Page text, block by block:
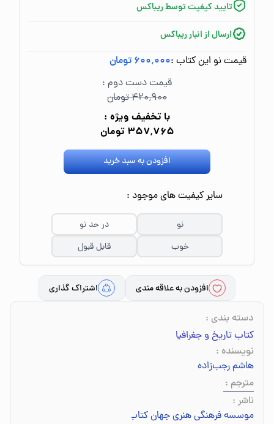
تایید کیفیت توسط ریباکس
ارسال از انبار ریباکس
قیمت نو این کتاب :۶۰۰٬۰۰۰ تومان
قیمت دست دوم :
۴۲۰٬۹۰۰ تومان
با تخفیف ویژه :
۳۵۷٬۷۶۵ تومان
افزودن به سبد خرید
سایر کیفیت های موجود :
نو
در حد نو
خوب
قابل قبول
افزودن به علاقه مندی اشتراک گذاری
دسته بندی :
کتاب تاریخ و جغرافیا
نویسنده :
هاشم رجب‌زاده
مترجم :
ناشر :
موسسه فرهنگی هنری جهان کتاب